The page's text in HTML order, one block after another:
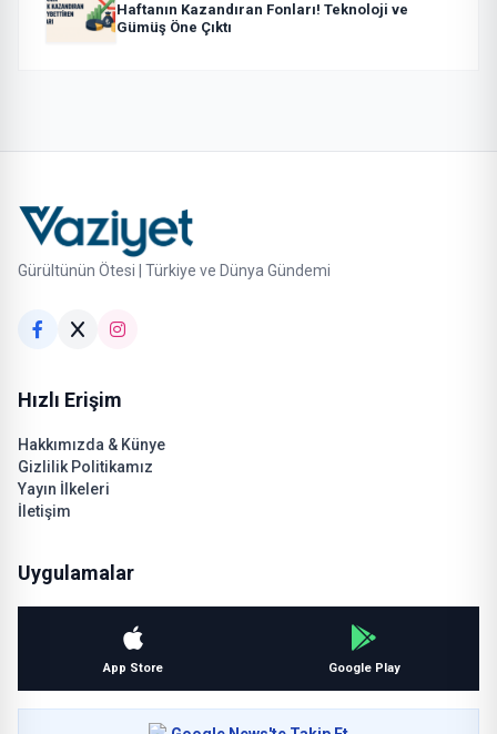
Haftanın Kazandıran Fonları! Teknoloji ve
Gümüş Öne Çıktı
Gürültünün Ötesi | Türkiye ve Dünya Gündemi
Hızlı Erişim
Hakkımızda & Künye
Gizlilik Politikamız
Yayın İlkeleri
İletişim
Uygulamalar
App Store Google Play